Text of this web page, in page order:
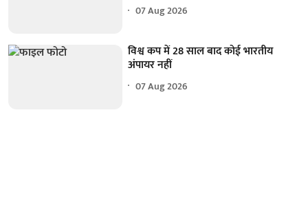
07 Aug 2026
विश्व कप में 28 साल बाद कोई भारतीय
अंपायर नहीं
07 Aug 2026